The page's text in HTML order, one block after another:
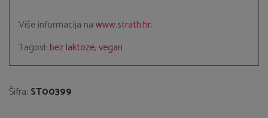
Više informacija nawww.strath.hr.
Tagovi:bez laktoze,vegan
Šifra: ST00399